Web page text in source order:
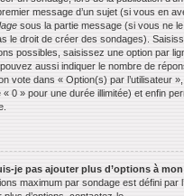
message d’un sujet (si vous en
sous la partie message (si vous ne
le droit de créer des sondages).
possibles, saisissez une option par
aussi indiquer le nombre de
vote dans « Option(s) par l’utilisateur
0 » pour une durée illimitée) et enfin
je pas ajouter plus d’options à
maximum par sondage est défini par